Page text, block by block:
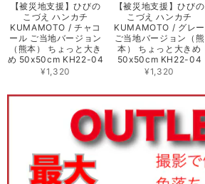
【被災地支援】ひびの
こづえ ハンカチ
KUMAMOTO / チャコ
ール ご当地バージョン
（熊本） ちょっと大き
め 50x50cm KH22-04
¥1,320
【被災地支援】ひびの
こづえ ハンカチ
KUMAMOTO / グレー
ご当地バージョン（熊
本） ちょっと大きめ
50x50cm KH22-04
¥1,320